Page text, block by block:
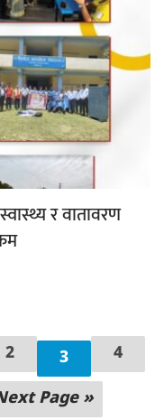
र वातावरण
2 3 4
Page »